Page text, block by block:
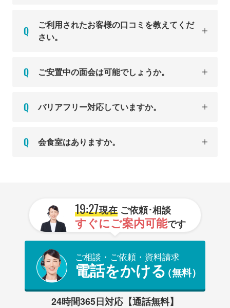
ご利用されたお客様の口コミを教えてくだ
さい。
ご安置中の面会は可能でしょうか。
バリアフリー対応していますか。
会食室はありますか。
19:27現在ご依頼･相談
すぐにご案内可能です
ご相談・ご依頼・資料請求
電話をかける（無料）
24時間365日対応【通話無料】